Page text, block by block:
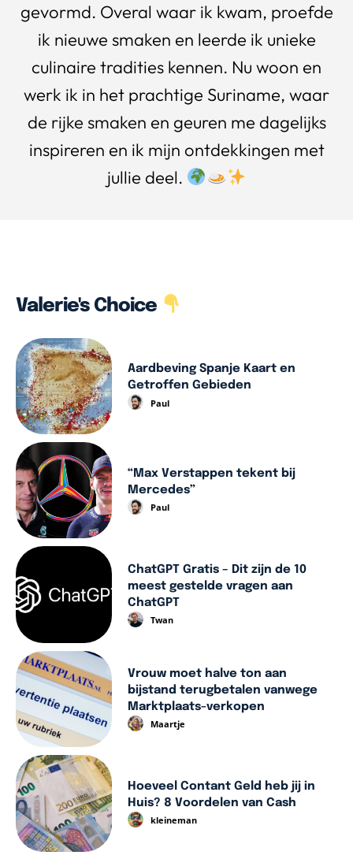
gevormd. Overal waar ik kwam, proefde
ik nieuwe smaken en leerde ik unieke
culinaire tradities kennen. Nu woon en
werk ik in het prachtige Suriname, waar
de rijke smaken en geuren me dagelijks
inspireren en ik mijn ontdekkingen met
jullie deel.
Valerie's Choice
Aardbeving Spanje Kaart en
Getroffen Gebieden
Paul
“Max Verstappen tekent bij
Mercedes”
Paul
ChatGPT Gratis – Dit zijn de 10
meest gestelde vragen aan
ChatGPT
Twan
Vrouw moet halve ton aan
bijstand terugbetalen vanwege
Marktplaats-verkopen
Maartje
Hoeveel Contant Geld heb jij in
Huis? 8 Voordelen van Cash
kleineman